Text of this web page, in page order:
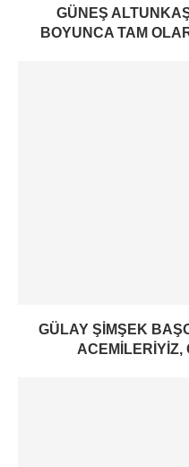
GÜNEŞ
BOYUNCA TAM
GÜLAY ŞIMŞEK
ACEMILERIYIZ,